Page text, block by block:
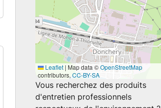
Leaflet | Map data ©OpenStreetMap
contributors, CC-BY-SA
Vous recherchez des produits
d'entretien professionnels